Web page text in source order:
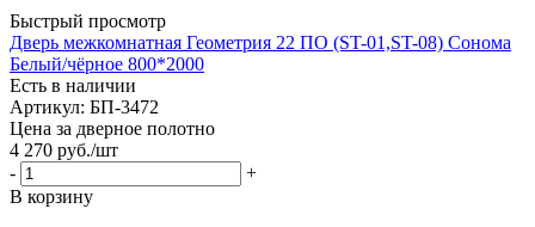
Быстрый просмотр
Дверь межкомнатная Геометрия 22 ПО (ST-01,ST-08) Сонома
Белый/чёрное 800*2000
Есть в наличии
Артикул: БП-3472
Цена за дверное полотно
4 270 руб./шт
-
+
В корзину